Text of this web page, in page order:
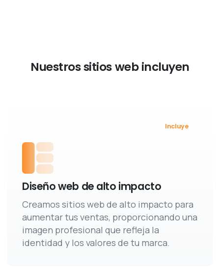
Diseño web de alto impacto
Creamos sitios web de alto impacto para
aumentar tus ventas, proporcionando una
imagen profesional que refleja la
identidad y los valores de tu marca.